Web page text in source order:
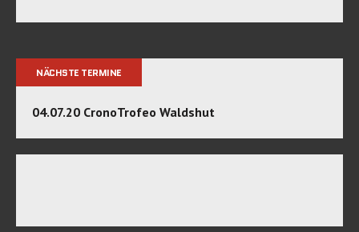
NÄCHSTE TERMINE
04.07.20 CronoTrofeo Waldshut